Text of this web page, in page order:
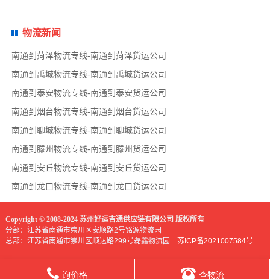
物流新闻
南通到菏泽物流专线-南通到菏泽货运公司
南通到禹城物流专线-南通到禹城货运公司
南通到泰安物流专线-南通到泰安货运公司
南通到烟台物流专线-南通到烟台货运公司
南通到聊城物流专线-南通到聊城货运公司
南通到滕州物流专线-南通到滕州货运公司
南通到安丘物流专线-南通到安丘货运公司
南通到龙口物流专线-南通到龙口货运公司
Copyright © 2008-2024 苏州好运吉通供应链有限公司 版权所有
分部：江苏省南通市崇川区安顺路2号铭源物流园
总部：江苏省南通市崇川区顺达路299号磊鑫物流园 苏ICP备2021007584号
询价格 查物流